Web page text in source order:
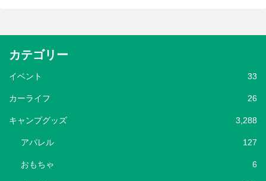
カテゴリー
イベント 33
カーライフ 26
キャンプグッズ 3,288
アパレル 127
おもちゃ 6